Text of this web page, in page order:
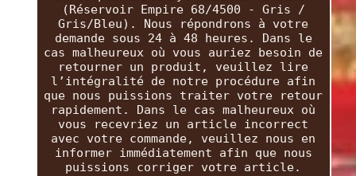
(Réservoir Empire 68/4500 - Gris /
Gris/Bleu). Nous répondrons à votre
demande sous 24 à 48 heures. Dans le
cas malheureux où vous auriez besoin de
retourner un produit, veuillez lire
l’intégralité de notre procédure afin
que nous puissions traiter votre retour
rapidement. Dans le cas malheureux où
vous recevriez un article incorrect
avec votre commande, veuillez nous en
informer immédiatement afin que nous
puissions corriger votre article.